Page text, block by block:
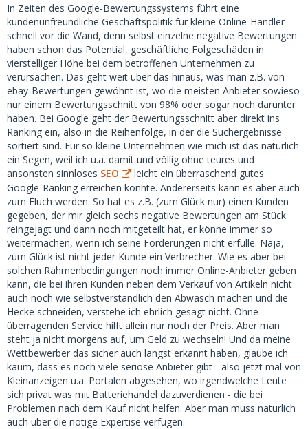
In Zeiten des Google-Bewertungssystems führt eine
kundenunfreundliche Geschäftspolitik für kleine Online-Händler
schnell vor die Wand, denn selbst einzelne negative Bewertungen
haben schon das Potential, geschäftliche Folgeschäden in
vierstelliger Höhe bei dem betroffenen Unternehmen zu
verursachen. Das geht weit über das hinaus, was man z.B. von
ebay-Bewertungen gewöhnt ist, wo die meisten Anbieter sowieso
nur einem Bewertungsschnitt von 98% oder sogar noch darunter
haben. Bei Google geht der Bewertungsschnitt aber direkt ins
Ranking ein, also in die Reihenfolge, in der die Suchergebnisse
sortiert sind. Für so kleine Unternehmen wie mich ist das natürlich
ein Segen, weil ich u.a. damit und völlig ohne teures und
ansonsten sinnloses SEO
leicht ein überraschend gutes
Google-Ranking erreichen konnte. Andererseits kann es aber auch
zum Fluch werden. So hat es z.B. (zum Glück nur) einen Kunden
gegeben, der mir gleich sechs negative Bewertungen am Stück
reingejagt und dann noch mitgeteilt hat, er könne immer so
weitermachen, wenn ich seine Forderungen nicht erfülle. Naja,
zum Glück ist nicht jeder Kunde ein Verbrecher. Wie es aber bei
solchen Rahmenbedingungen noch immer Online-Anbieter geben
kann, die bei ihren Kunden neben dem Verkauf von Artikeln nicht
auch noch wie selbstverständlich den Abwasch machen und die
Hecke schneiden, verstehe ich ehrlich gesagt nicht. Ohne
überragenden Service hilft allein nur noch der Preis. Aber man
steht ja nicht morgens auf, um Geld zu wechseln! Und da meine
Wettbewerber das sicher auch längst erkannt haben, glaube ich
kaum, dass es noch viele seriöse Anbieter gibt - also jetzt mal von
Kleinanzeigen u.ä. Portalen abgesehen, wo irgendwelche Leute
sich privat was mit Batteriehandel dazuverdienen - die bei
Problemen nach dem Kauf nicht helfen. Aber man muss natürlich
auch über die nötige Expertise verfügen.